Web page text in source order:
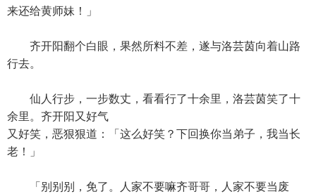
来还给黄师妹！」
齐开阳翻个白眼，果然所料不差，遂与洛芸茵向着山路
行去。
仙人行步，一步数丈，看看行了十余里，洛芸茵笑了十
余里。齐开阳又好气
又好笑，恶狠狠道：「这么好笑？下回换你当弟子，我当长
老！」
「别别别，免了。人家不要嘛齐哥哥，人家不要当废